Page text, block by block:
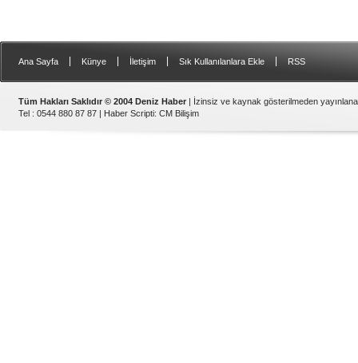
Ana Sayfa Künye İletişim Sık Kullanılanlara Ekle RSS
Tüm Hakları Saklıdır © 2004 Deniz Haber | İzinsiz ve kaynak gösterilmeden
Tel : 0544 880 87 87 | Haber Scripti: CM Bilişim